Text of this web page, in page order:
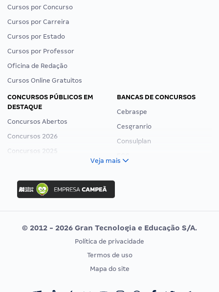
Cursos por Concurso
Cursos por Carreira
Cursos por Estado
Cursos por Professor
Oficina de Redação
Cursos Online Gratuitos
CONCURSOS PÚBLICOS EM
DESTAQUE
Concursos Abertos
Concursos 2026
Concursos 2025
Concurso Ibama
Concurso MPU
Editais publicados
BANCAS DE CONCURSOS
Cebraspe
Cesgranrio
Consulplan
Vunesp
CONCURSOS POR PROFISSÃO
Concursos Fiscais
EXAME DE ORDEM
Calendário OAB
Veja mais
© 2012 - 2026 Gran Tecnologia e Educação S/A.
Política de privacidade
Termos de uso
Mapa do site